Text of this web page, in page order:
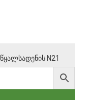
წყალსადენის N21